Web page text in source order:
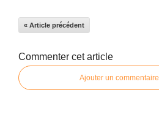
« Article précédent
Commenter cet article
Ajouter un commentaire